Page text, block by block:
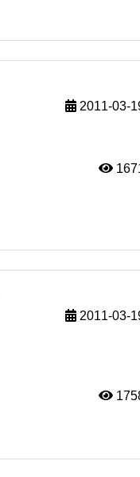
2011-03-
2011-03-